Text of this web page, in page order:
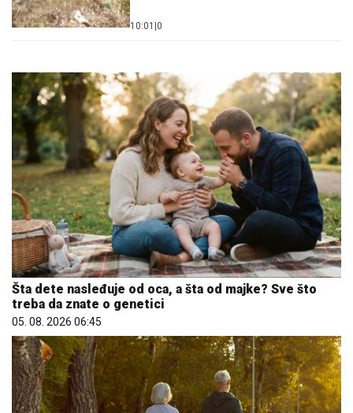
10:01 0
Šta dete nasleđuje od oca, a šta od majke? Sve što
treba da znate o genetici
05. 08. 2026 06:45